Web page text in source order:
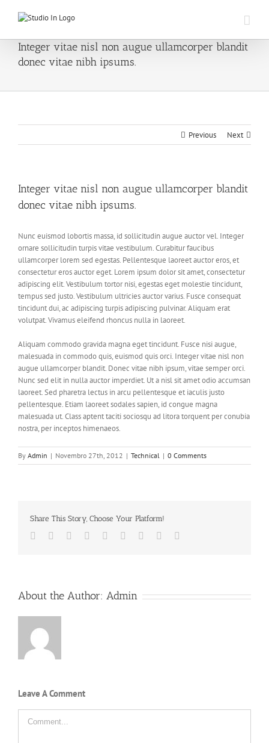
Integer vitae nisl non augue ullamcorper blandit
donec vitae nibh ipsums.
Previous Next
Integer vitae nisl non augue ullamcorper blandit
donec vitae nibh ipsums.
Nunc euismod lobortis massa, id sollicitudin augue auctor vel. Integer
ornare sollicitudin turpis vitae vestibulum. Curabitur faucibus
ullamcorper lorem sed egestas. Pellentesque laoreet auctor eros, et
consectetur eros auctor eget. Lorem ipsum dolor sit amet, consectetur
adipiscing elit. Vestibulum tortor nisi, egestas eget molestie tincidunt,
tempus sed justo. Vestibulum ultricies auctor varius. Fusce consequat
tincidunt dui, ac adipiscing turpis adipiscing pulvinar. Aliquam erat
volutpat. Vivamus eleifend rhoncus nulla in laoreet.
Aliquam commodo gravida magna eget tincidunt. Fusce nisi augue,
malesuada in commodo quis, euismod quis orci. Integer vitae nisl non
augue ullamcorper blandit. Donec vitae nibh ipsum, vitae semper orci.
Nunc sed elit in nulla auctor imperdiet. Ut a nisl sit amet odio accumsan
laoreet. Sed pharetra lectus in arcu pellentesque et iaculis justo
pellentesque. Etiam laoreet sodales sapien, id congue magna
malesuada ut. Class aptent taciti sociosqu ad litora torquent per conubia
nostra, per inceptos himenaeos.
By Admin | Novembro 27th, 2012 | Technical | 0 Comments
Share This Story, Choose Your Platform!
Facebook
TwitterLinkedIn
Reddit Google+
TumblrPinterest
About the Author: Admin
Leave A Comment